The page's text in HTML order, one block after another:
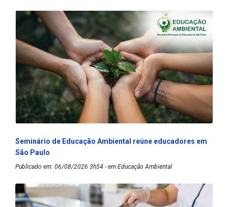
Seminário de Educação Ambiental reúne educadores em
São Paulo
Publicado em: 06/08/2026 3h54 - em Educação Ambiental